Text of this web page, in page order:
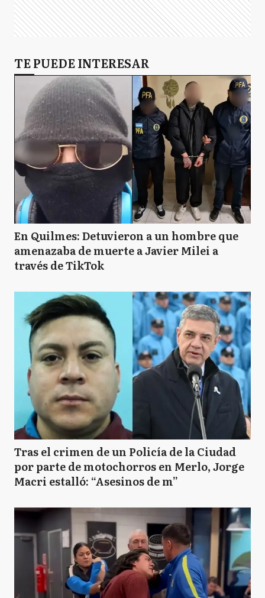
TE PUEDE INTERESAR
En Quilmes: Detuvieron a un hombre que
amenazaba de muerte a Javier Milei a
través de TikTok
Tras el crimen de un Policía de la Ciudad
por parte de motochorros en Merlo, Jorge
Macri estalló: “Asesinos de m”